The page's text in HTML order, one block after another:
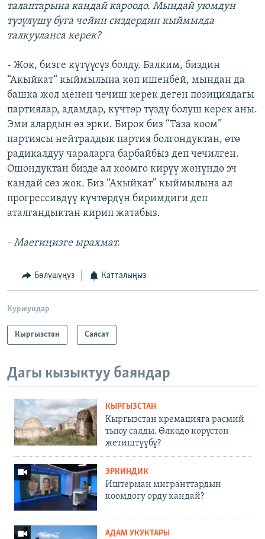
талаптарына кандай кароодо. Мындай уюмдун
түзүлүшү буга чейин сиздердин кыймылда
талкууланса керек?
- Жок, бизге күтүүсүз болду. Балким, биздин
“Акыйкат“ кыймылына көп ишенбей, мындан да
башка жол менен чечиш керек деген позициядагы
партиялар, адамдар, күчтөр түздү болуш керек аны.
Эми алардын өз эрки. Бирок биз “Таза коом”
партиясы нейтралдык партия болгондуктан, өтө
радикалдуу чараларга барбайбыз деп чечилген.
Ошондуктан бизде ал коомго кирүү жөнүндө эч
кандай сөз жок. Биз “Акыйкат” кыймылына ал
прогрессивдүү күчтөрдүн биримдиги деп
аталгандыктан кирип жатабыз.
- Маегиңизге ырахмат.
Бөлүшүңүз Катталыңыз
Куржундар
Кыргызстан Саясат
Дагы кызыктуу баяндар
КЫРГЫЗСТАН
Кыргызстан кремацияга расмий
тыюу салды. Өлкөдө көрүстөн
жетиштүүбү?
ЭРКИНДИК
Иштерман мигранттардын
коомдогу орду кандай?
АДАМ УКУКТАРЫ